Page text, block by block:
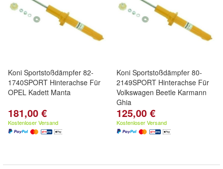
Koni Sportstoßdämpfer 82-
1740SPORT Hinterachse Für
OPEL Kadett Manta
181,00 €
Kostenloser Versand
Koni Sportstoßdämpfer 80-
2149SPORT Hinterachse Für
Volkswagen Beetle Karmann
Ghia
125,00 €
Kostenloser Versand